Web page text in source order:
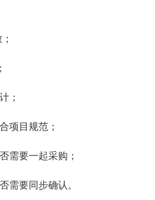
；
项目规范；
需要一起采购；
需要同步确认。